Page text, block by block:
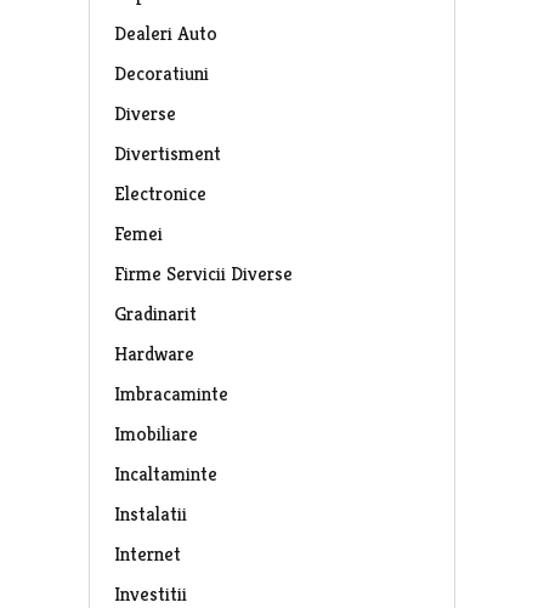
Dealeri Auto
Decoratiuni
Diverse
Divertisment
Electronice
Femei
Firme Servicii Diverse
Gradinarit
Hardware
Imbracaminte
Imobiliare
Incaltaminte
Instalatii
Internet
Investitii